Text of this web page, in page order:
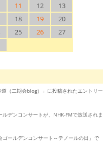
11 12
13
18 19
20
25 26
27
（二期会blog）」に投稿されたエントリー
ルデンコンサートが、NHK-FMで放送されま
ゴールデンコンサート～テノールの日 」で